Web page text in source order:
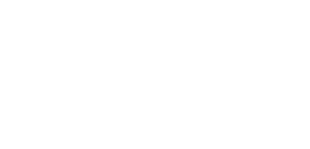
Comparativa: Es un salto de
pastillas Gibson USA y la
su forma “offset”, pero la Firebird
percusivo. Comparada con una